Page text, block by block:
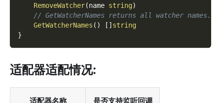
RemoveWatcher(name string)
// GetWatcherNames returns all watcher names.
GetWatcherNames ( ) [ ]string
}
适配器适配情况:
适配器名称 是否支持监听回调